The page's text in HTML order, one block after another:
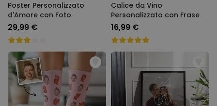
Poster Personalizzato
d'Amore con Foto
29,99 €
Calice da Vino
Personalizzato con Frase
16,99 €